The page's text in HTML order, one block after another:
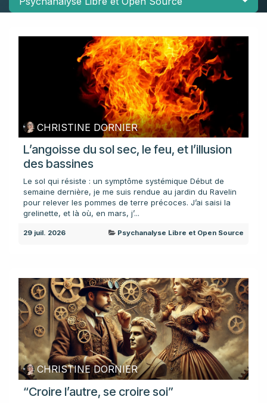
CHRISTINE DORNIER
L’angoisse du sol sec, le feu, et l’illusion
des bassines
Le sol qui résiste : un symptôme systémique Début de
semaine dernière, je me suis rendue au jardin du Ravelin
pour relever les pommes de terre précoces. J’ai saisi la
grelinette, et là où, en mars, j’...
29 juil. 2026 Psychanalyse Libre et Open Source
CHRISTINE DORNIER
“Croire l’autre, se croire soi”